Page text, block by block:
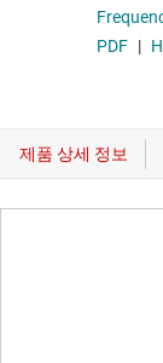
PDF |